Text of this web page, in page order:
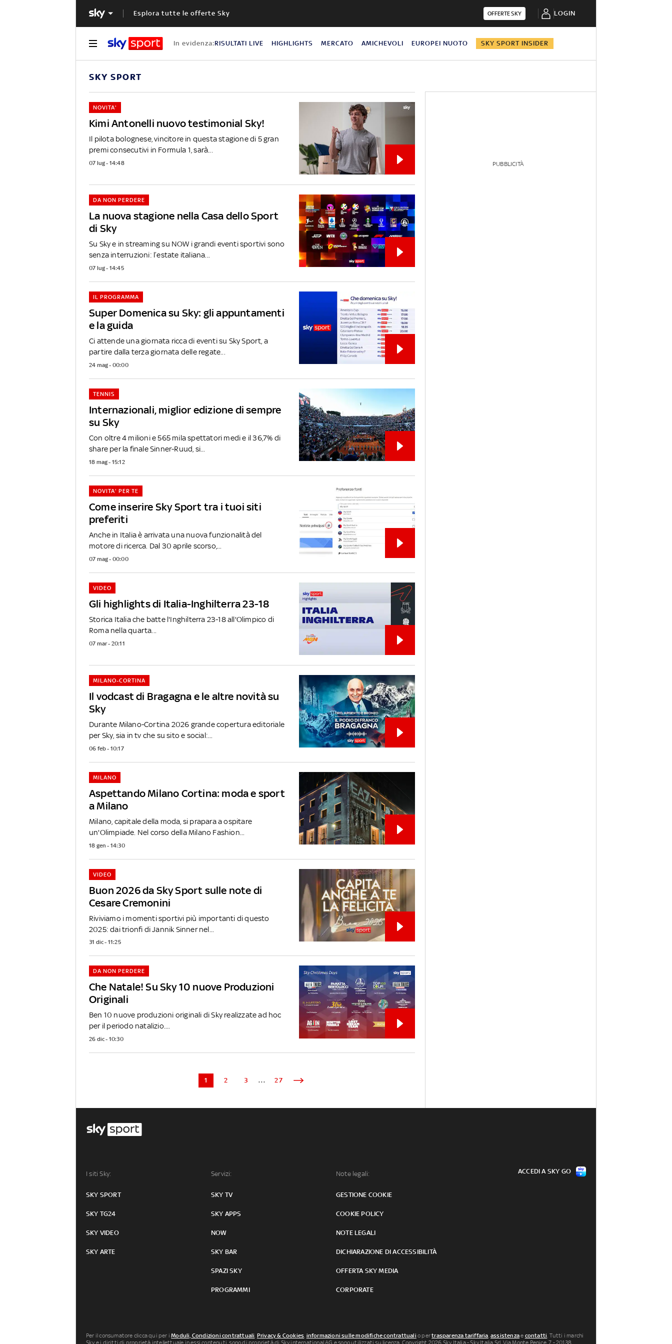
Esplora tutte le offerte Sky OFFERTE SKY LOGIN
In evidenza:RISULTATI LIVE HIGHLIGHTS MERCATO AMICHEVOLI EUROPEI NUOTO SKY SPORT INSIDER
SKY SPORT
Kimi Antonelli nuovo testimonial Sky!
NOVITA'
Il pilota bolognese, vincitore in questa stagione di 5 gran
premi consecutivi in Formula 1, sarà...
07 lug - 14:48
La nuova stagione nella Casa dello Sport
di Sky
DA NON PERDERE
Su Sky e in streaming su NOW i grandi eventi sportivi sono
senza interruzioni: l’estate italiana...
07 lug - 14:45
Super Domenica su Sky: gli appuntamenti
e la guida
IL PROGRAMMA
Ci attende una giornata ricca di eventi su Sky Sport, a
partire dalla terza giornata delle regate...
24 mag - 00:00
Internazionali, miglior edizione di sempre
su Sky
TENNIS
Con oltre 4 milioni e 565 mila spettatori medi e il 36,7% di
share per la finale Sinner-Ruud, si...
18 mag - 15:12
Come inserire Sky Sport tra i tuoi siti
preferiti
NOVITA' PER TE
Anche in Italia è arrivata una nuova funzionalità del
motore di ricerca. Dal 30 aprile scorso,...
07 mag - 00:00
Gli highlights di Italia-Inghilterra 23-18
VIDEO
Storica Italia che batte l'Inghilterra 23-18 all'Olimpico di
Roma nella quarta...
07 mar - 20:11
Il vodcast di Bragagna e le altre novità su
Sky
MILANO-CORTINA
Durante Milano-Cortina 2026 grande copertura editoriale
per Sky, sia in tv che su sito e social:...
06 feb - 10:17
Aspettando Milano Cortina: moda e sport
a Milano
MILANO
Milano, capitale della moda, si prapara a ospitare
un'Olimpiade. Nel corso della Milano Fashion...
18 gen - 14:30
Buon 2026 da Sky Sport sulle note di
Cesare Cremonini
VIDEO
Riviviamo i momenti sportivi più importanti di questo
2025: dai trionfi di Jannik Sinner nel...
31 dic - 11:25
Che Natale! Su Sky 10 nuove Produzioni
Originali
DA NON PERDERE
Ben 10 nuove produzioni originali di Sky realizzate ad hoc
per il periodo natalizio....
26 dic - 10:30
1 2 3 ... 27
PUBBLICITÀ
I siti Sky:
SKY SPORT
SKY TG24
SKY VIDEO
SKY ARTE
Servizi:
SKY TV
SKY APPS
NOW
SKY BAR
SPAZI SKY
PROGRAMMI
Note legali:
GESTIONE COOKIE
COOKIE POLICY
NOTE LEGALI
DICHIARAZIONE DI ACCESSIBILITÀ
OFFERTA SKY MEDIA
CORPORATE
ACCEDI A SKY GO
Per il consumatore clicca qui per iModuli, Condizioni contrattuali, Privacy & Cookies, informazioni sulle modifiche contrattuali o pertrasparenza tariffaria,assistenzae contatti. Tutti i marchi